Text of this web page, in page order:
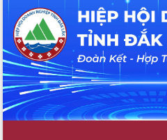
cấp xã
Đắk Lắk phát động hưởng ứng Ngày
Quyền của người tiêu dùng Việt Nam
2026
Đẩy mạnh cải cách hành chính, quyết
tâm đạt được mục tiêu tăng trưởng
hai con số trong năm 2026
Tổ chức trang trọng Lễ hội Đền thờ